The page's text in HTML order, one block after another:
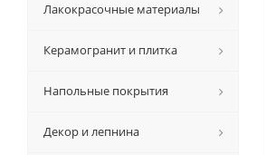
Лакокрасочные материалы
Керамогранит и плитка
Напольные покрытия
Декор и лепнина